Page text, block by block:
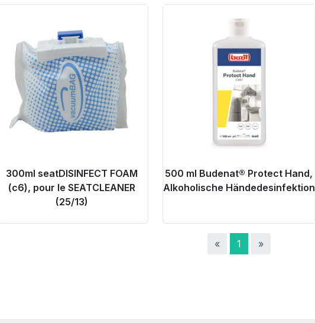
300ml seatDISINFECT FOAM
(c6), pour le SEATCLEANER
(25/13)
500 ml Budenat® Protect Hand,
Alkoholische Händedesinfektion
« 1 »